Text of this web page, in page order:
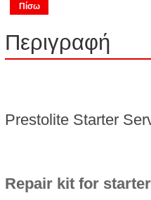
Πίσω
Περιγραφή
Prestolite Starter
Repair kit for